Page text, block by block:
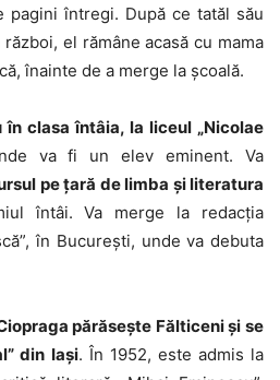
pagini întregi. După ce tatăl său
el rămâne acasă cu mama
înainte de a merge la școală.
clasa întâia, la liceul „Nicolae
va fi un elev eminent. Va
pe țară de limba și literatura
întâi. Va merge la redacția
în București, unde va debuta
părăsește Fălticeni și se
din Iași. În 1952, este admis la